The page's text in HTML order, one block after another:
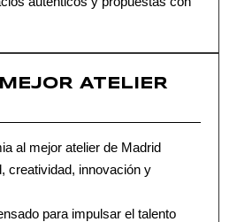
ATELIER
al mejor atelier de Madrid
creatividad, innovación y
para impulsar el talento